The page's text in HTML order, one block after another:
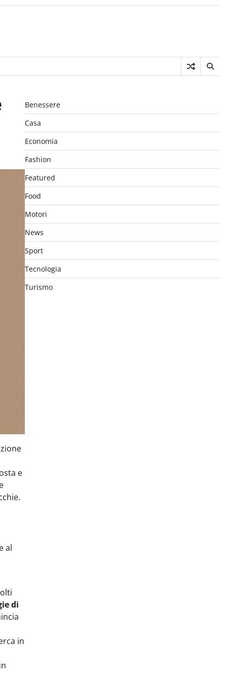
e
al
di
in
Benessere
Casa
Economia
Fashion
Featured
Food
Motori
News
Sport
Tecnologia
Turismo